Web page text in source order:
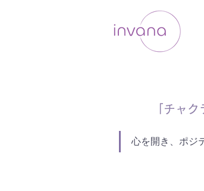
「チャ
心を開き、ポジ